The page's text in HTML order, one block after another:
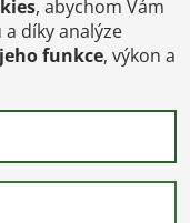
není možný.
práva vyhrazena
, abychom Vám
díky analýze
funkce, výkon a